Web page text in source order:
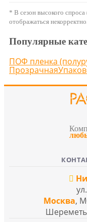
* В сезон высокого
отображаться
Популярные
ПОФ пленка
Прозрачная
Москва,